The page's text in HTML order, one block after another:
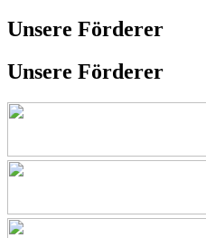
Unsere Förderer
Unsere Förderer